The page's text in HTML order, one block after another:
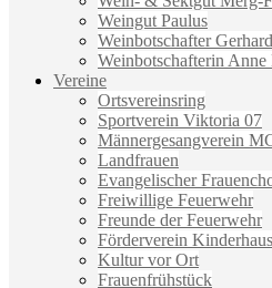
Weingut Paulus
Weinbotschafter
Weinbotschafterin Anne
Vereine
Ortsvereinsring
Sportverein Viktoria 07
Männergesangverein
Landfrauen
Evangelischer
Freiwillige Feuerwehr
Freunde der Feuerwehr
Förderverein
Kultur vor Ort
Frauenfrühstück